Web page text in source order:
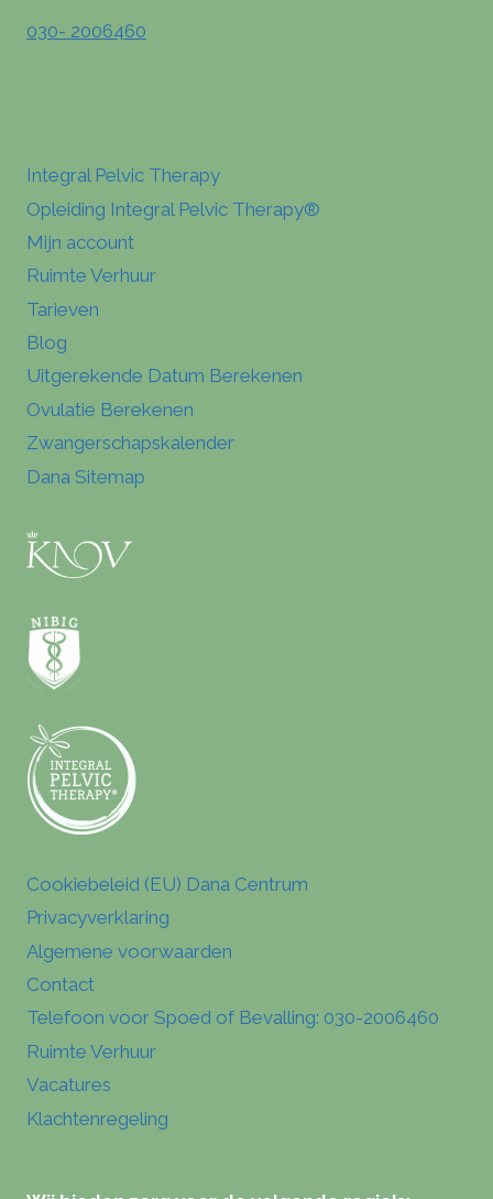
030- 2006460
Integral Pelvic Therapy
Opleiding Integral Pelvic Therapy®
Mijn account
Ruimte Verhuur
Tarieven
Blog
Uitgerekende Datum Berekenen
Ovulatie Berekenen
Zwangerschapskalender
Dana Sitemap
Cookiebeleid (EU) Dana Centrum
Privacyverklaring
Algemene voorwaarden
Contact
Telefoon voor Spoed of Bevalling: 030-2006460
Ruimte Verhuur
Vacatures
Klachtenregeling